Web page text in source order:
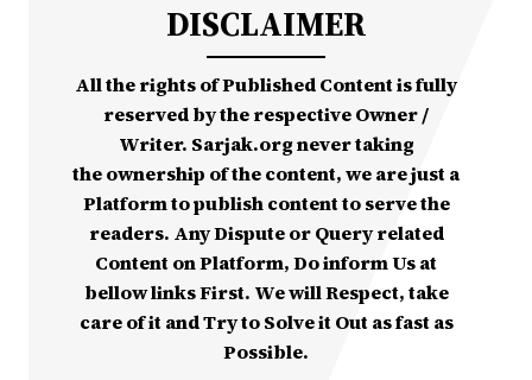
DISCLAIMER
All the rights of Published Content is fully
reserved by the respective Owner /
Writer. Sarjak.org never taking
the ownership of the content, we are just a
Platform to publish content to serve the
readers. Any Dispute or Query related
Content on Platform, Do inform Us at
bellow links First. We will Respect, take
care of it and Try to Solve it Out as fast as
Possible.